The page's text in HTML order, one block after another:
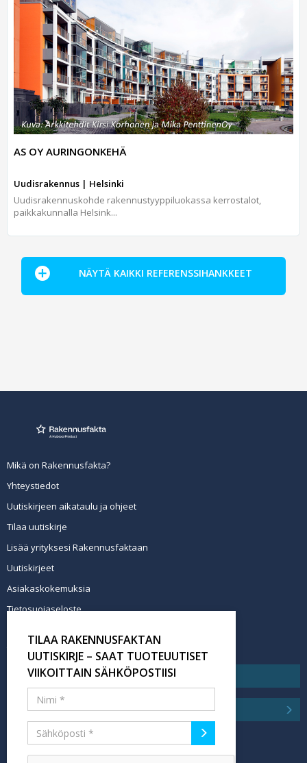
AS OY AURINGONKEHÄ
Uudisrakennus | Helsinki
Uudisrakennuskohde rakennustyyppiluokassa kerrostalot,
paikkakunnalla Helsink...
NÄYTÄ KAIKKI REFERENSSIHANKKEET
Mikä on Rakennusfakta?
Yhteystiedot
Uutiskirjeen aikataulu ja ohjeet
Tilaa uutiskirje
Lisää yrityksesi Rakennusfaktaan
Uutiskirjeet
Asiakaskokemuksia
Tietosuojaseloste
Tilaa uutiskirje
TILAA RAKENNUSFAKTAN
UUTISKIRJE – SAAT TUOTEUUTISET
VIIKOITTAIN SÄHKÖPOSTIISI